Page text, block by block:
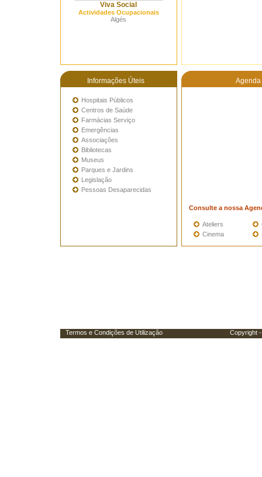
Viva Social
Actividades Ocupacionais
Algés
Informações Úteis Agenda
Hospitais Públicos
Centros de Saúde
Farmácias Serviço
Emergências
Associações
Bibliotecas
Museus
Parques e Jardins
Legislação
Pessoas Desaparecidas
Consulte a nossa
Ateliers
Cinema
Termos e Condições de Utilização Copyright -